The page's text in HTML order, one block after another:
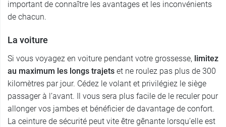
important de connaître les avantages et les inconvénients
de chacun.
La voiture
Si vous voyagez en voiture pendant votre grossesse, limitez
au maximum les longs trajets et ne roulez pas plus de 300
kilomètres par jour. Cédez le volant et privilégiez le siège
passager à l’avant. Il vous sera plus facile de le reculer pour
allonger vos jambes et bénéficier de davantage de confort.
La ceinture de sécurité peut vite être gênante lorsqu’elle est